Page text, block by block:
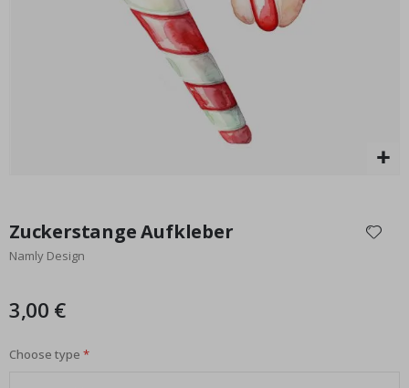
Special
Price
29,00 €
Anfang
der
Bildgalerie
Zuckerstange Aufkleber
Namly Design
3,00 €
Choose type